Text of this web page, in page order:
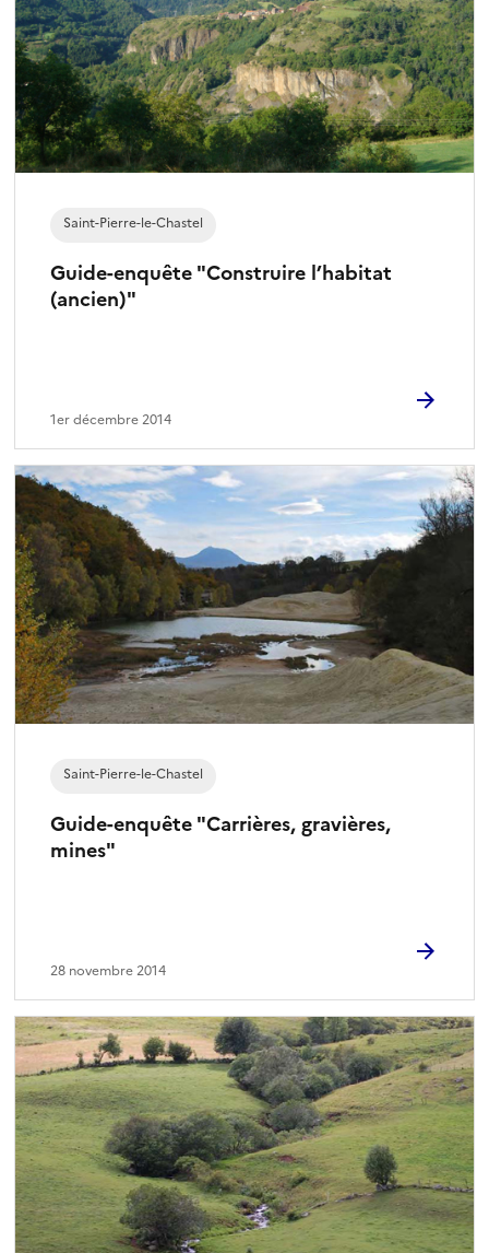
Guide-enquête "Construire l’habitat
(ancien)"
Saint-Pierre-le-Chastel
1er décembre 2014
Guide-enquête "Carrières, gravières,
mines"
Saint-Pierre-le-Chastel
28 novembre 2014